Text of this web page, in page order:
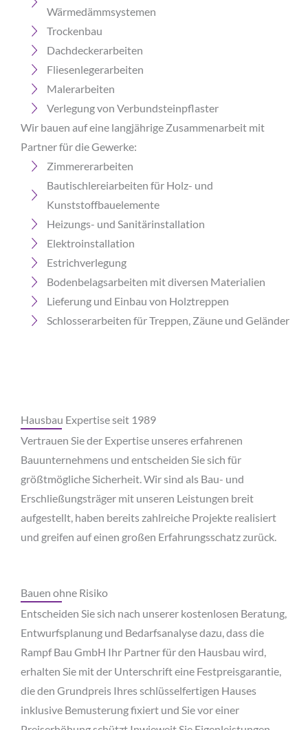
Wärmedämmsystemen
Trockenbau
Dachdeckerarbeiten
Fliesenlegerarbeiten
Malerarbeiten
Verlegung von Verbundsteinpflaster
Wir bauen auf eine langjährige Zusammenarbeit mit
Partner für die Gewerke:
Zimmererarbeiten
Bautischlereiarbeiten für Holz- und
Kunststoffbauelemente
Heizungs- und Sanitärinstallation
Elektroinstallation
Estrichverlegung
Bodenbelagsarbeiten mit diversen Materialien
Lieferung und Einbau von Holztreppen
Schlosserarbeiten für Treppen, Zäune und Geländer
Hausbau Expertise seit 1989
Vertrauen Sie der Expertise unseres erfahrenen
Bauunternehmens und entscheiden Sie sich für
größtmögliche Sicherheit. Wir sind als Bau- und
Erschließungsträger mit unseren Leistungen breit
aufgestellt, haben bereits zahlreiche Projekte realisiert
und greifen auf einen großen Erfahrungsschatz zurück.
Bauen ohne Risiko
Entscheiden Sie sich nach unserer kostenlosen Beratung,
Entwurfsplanung und Bedarfsanalyse dazu, dass die
Rampf Bau GmbH Ihr Partner für den Hausbau wird,
erhalten Sie mit der Unterschrift eine Festpreisgarantie,
die den Grundpreis Ihres schlüsselfertigen Hauses
inklusive Bemusterung fixiert und Sie vor einer